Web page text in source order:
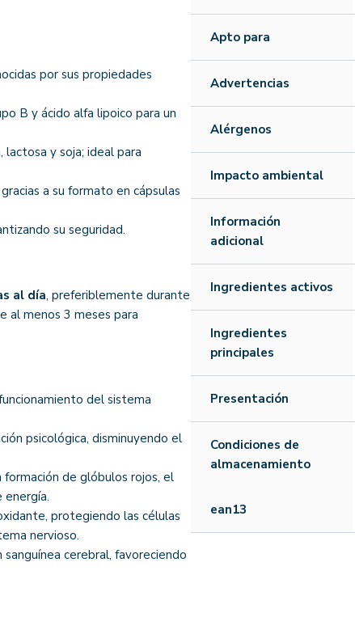
por sus propiedades
B y ácido alfa lipoico para un
y soja; ideal para
a su formato en cápsulas
su seguridad.
al día, preferiblemente durante
al menos 3 meses para
del sistema
psicológica, disminuyendo el
formación de glóbulos rojos, el
energía.
protegiendo las células
nervioso.
sanguínea cerebral, favoreciendo
Apto para
Advertencias
Alérgenos
Impacto ambiental
Información
adicional
Ingredientes activos
Ingredientes
principales
Presentación
Condiciones de
almacenamiento
ean13